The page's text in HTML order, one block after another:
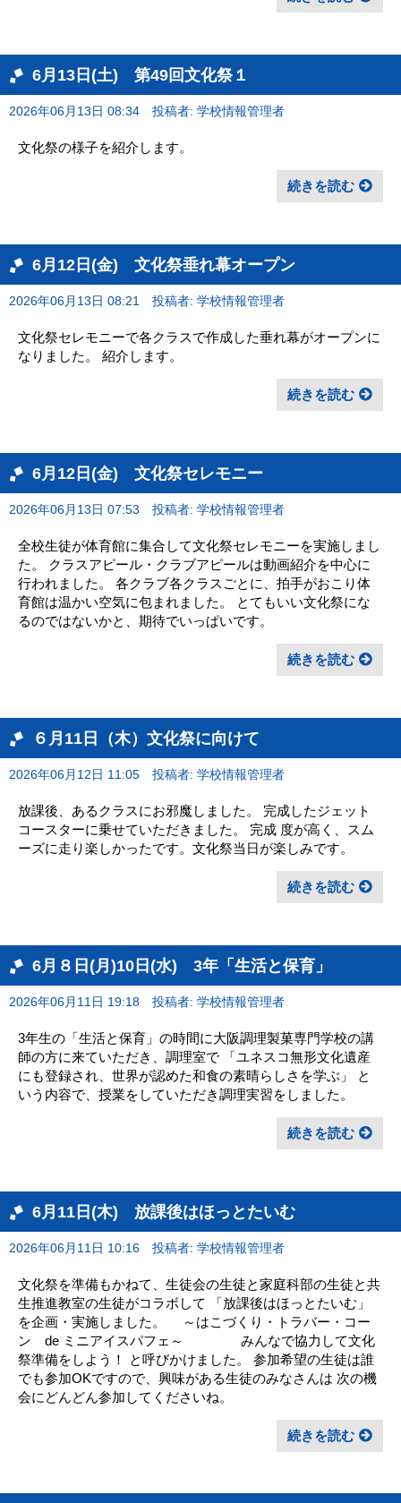
6月13日(土) 第49回文化祭１
2026年06月13日 08:34 投稿者: 学校情報管理者
文化祭の様子を紹介します。
続きを読む
6月12日(金) 文化祭垂れ幕オープン
2026年06月13日 08:21 投稿者: 学校情報管理者
文化祭セレモニーで各クラスで作成した垂れ幕がオープンに
なりました。 紹介します。
続きを読む
6月12日(金) 文化祭セレモニー
2026年06月13日 07:53 投稿者: 学校情報管理者
全校生徒が体育館に集合して文化祭セレモニーを実施しまし
た。 クラスアピール・クラブアピールは動画紹介を中心に
行われました。 各クラブ各クラスごとに、拍手がおこり体
育館は温かい空気に包まれました。 とてもいい文化祭にな
るのではないかと、期待でいっぱいです。
続きを読む
６月11日（木）文化祭に向けて
2026年06月12日 11:05 投稿者: 学校情報管理者
放課後、あるクラスにお邪魔しました。 完成したジェット
コースターに乗せていただきました。 完成 度が高く、スム
ーズに走り楽しかったです。文化祭当日が楽しみです。
続きを読む
6月８日(月)10日(水) 3年「生活と保育」
2026年06月11日 19:18 投稿者: 学校情報管理者
3年生の「生活と保育」の時間に大阪調理製菓専門学校の講
師の方に来ていただき、調理室で 「ユネスコ無形文化遺産
にも登録され、世界が認めた和食の素晴らしさを学ぶ」 と
いう内容で、授業をしていただき調理実習をしました。
続きを読む
6月11日(木) 放課後はほっとたいむ
2026年06月11日 10:16 投稿者: 学校情報管理者
文化祭を準備もかねて、生徒会の生徒と家庭科部の生徒と共
生推進教室の生徒がコラボして 「放課後はほっとたいむ」
を企画・実施しました。 ～はこづくり・トラバー・コー
ン de ミニアイスパフェ～ みんなで協力して文化
祭準備をしよう！ と呼びかけました。 参加希望の生徒は誰
でも参加OKですので、興味がある生徒のみなさんは 次の機
会にどんどん参加してくださいね。
続きを読む